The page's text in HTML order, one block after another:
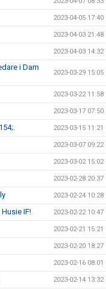
2023-04-05 17:40
2023-04-03 21:48
2023-04-03 14:32
i Dam
2023-03-29 15:05
2023-03-22 11:58
2023-03-17 07:50
2023-03-15 11:21
2023-03-07 09:22
2023-03-02 15:02
2023-02-28 20:37
2023-02-24 10:28
IF! 2023-02-22 10:47
2023-02-21 15:21
2023-02-20 18:27
2023-02-16 08:01
2023-02-14 13:32